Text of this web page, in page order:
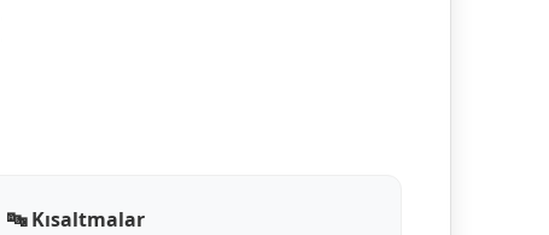
🔤 Kısaltmalar